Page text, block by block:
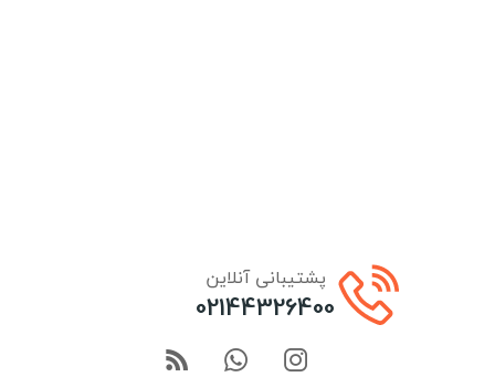
پشتیبانی آنلاین
02144326400